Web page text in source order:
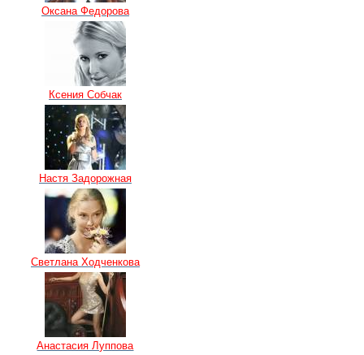
Оксана Федорова
Ксения Собчак
Настя Задорожная
Светлана Ходченкова
Анастасия Луппова